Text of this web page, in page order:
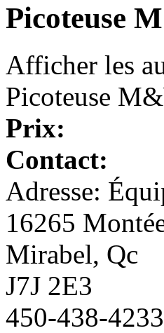
Picoteuse
Afficher les
Picoteuse
Prix:
Contact:
Adresse:
16265
Mirabel, Qc
J7J 2E3
450-438-4233